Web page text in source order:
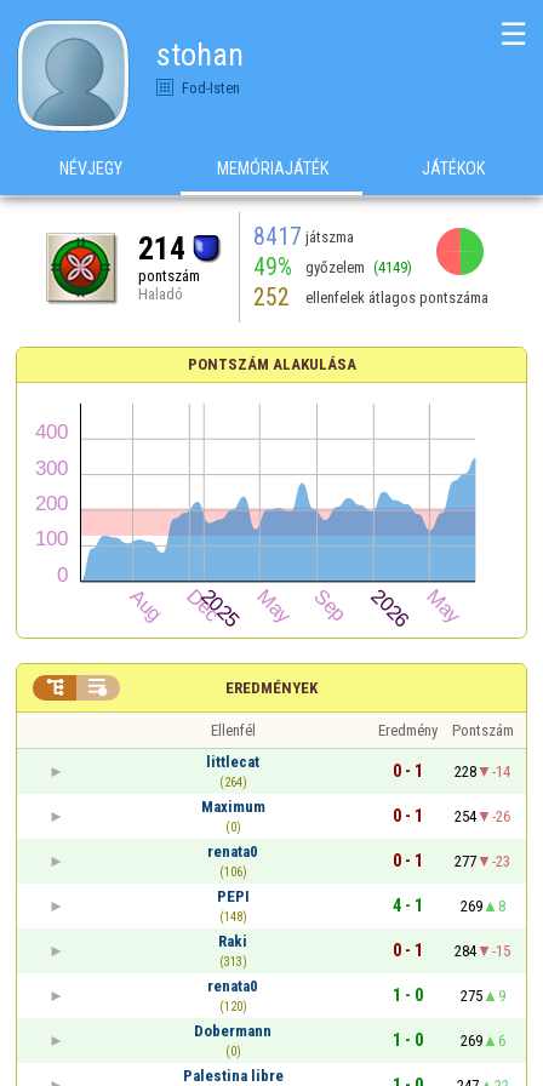
stohan
Fod-Isten
☰
NÉVJEGY MEMÓRIAJÁTÉK JÁTÉKOK
214
pontszám
Haladó
8417 játszma
49% győzelem (4149)
252 ellenfelek átlagos pontszáma
PONTSZÁM ALAKULÁSA
EREDMÉNYEK
 
Ellenfél Eredmény
Pontszám
littlecat
(264)
0 - 1 228
-14
Maximum
(0)
0 - 1 254
-26
renata0
(106)
0 - 1 277
-23
PEPI
(148)
4 - 1 269
8
Raki
(313)
0 - 1 284
-15
renata0
(120)
1 - 0 275
9
Dobermann
(0)
1 - 0 269
6
Palestina libre